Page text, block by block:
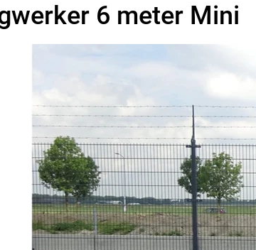
6 meter Mini